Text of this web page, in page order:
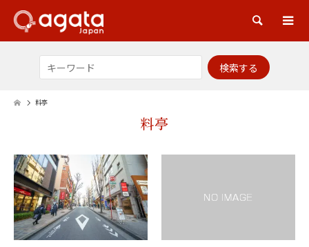
検索
料亭
料亭